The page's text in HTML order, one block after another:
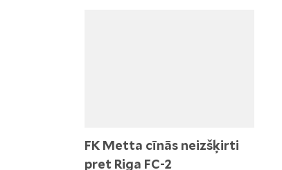
FK Metta cīnās neizšķirti
pret Riga FC-2